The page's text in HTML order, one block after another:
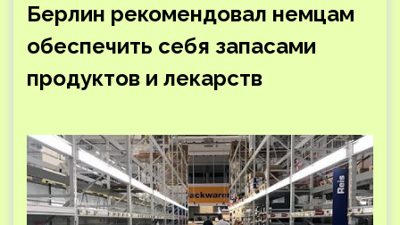
Берлин рекомендовал немцам
обеспечить себя запасами
продуктов и лекарств